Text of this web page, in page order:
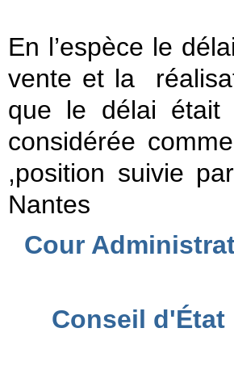
En l’espèce le délai
vente et la
que le délai était
considérée
,position suivie
Nantes
Cour
Conseil d'État